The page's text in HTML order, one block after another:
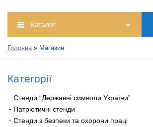
Каталог
Головна » Магазин
Категорії
Стенди “Державні символи України”
Патріотичні стенди
Стенди з безпеки та охорони праці